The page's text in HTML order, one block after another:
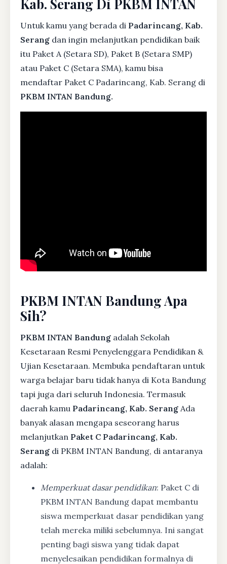
Kab. Serang Di PKBM INTAN
Untuk kamu yang berada di Padarincang, Kab.
Serang dan ingin melanjutkan pendidikan baik
itu Paket A (Setara SD), Paket B (Setara SMP)
atau Paket C (Setara SMA), kamu bisa
mendaftar Paket C Padarincang, Kab. Serang di
PKBM INTAN Bandung.
PKBM INTAN Bandung Apa
Sih?
PKBM INTAN Bandung adalah Sekolah
Kesetaraan Resmi Penyelenggara Pendidikan &
Ujian Kesetaraan. Membuka pendaftaran untuk
warga belajar baru tidak hanya di Kota Bandung
tapi juga dari seluruh Indonesia. Termasuk
daerah kamu Padarincang, Kab. Serang Ada
banyak alasan mengapa seseorang harus
melanjutkan Paket C Padarincang, Kab.
Serang di PKBM INTAN Bandung, di antaranya
adalah:
Memperkuat dasar pendidikan: Paket C di
PKBM INTAN Bandung dapat membantu
siswa memperkuat dasar pendidikan yang
telah mereka miliki sebelumnya. Ini sangat
penting bagi siswa yang tidak dapat
menyelesaikan pendidikan formalnya di